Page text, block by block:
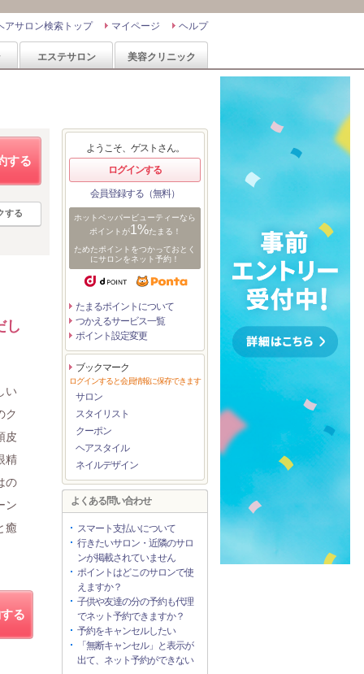
ヘルプ
マイページ
アサロン検索トップ
エステサロン 美容クリニック
する
する
し
い
ク
皮
精
の
ン
癒
る
ようこそ、ゲストさん。
ログインする
会員登録する（無料）
ホットペッパービューティーなら
ポイントが1%たまる！
ためたポイントをつかっておとく
にサロンをネット予約！
たまるポイントについて
つかえるサービス一覧
ポイント設定変更
ブックマーク
ログインすると会員情報に保存できます
サロン
スタイリスト
クーポン
ヘアスタイル
ネイルデザイン
よくある問い合わせ
スマート支払いについて
行きたいサロン・近隣のサロ
ンが掲載されていません
ポイントはどこのサロンで使
えますか？
子供や友達の分の予約も代理
でネット予約できますか？
予約をキャンセルしたい
「無断キャンセル」と表示が
出て、ネット予約ができない